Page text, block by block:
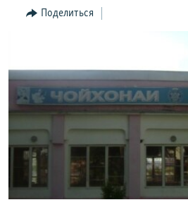
Вернутся
КЫРГЫЗЧА
TÜRKMENÇE
Все сайты РСЕ/РС
Поделиться